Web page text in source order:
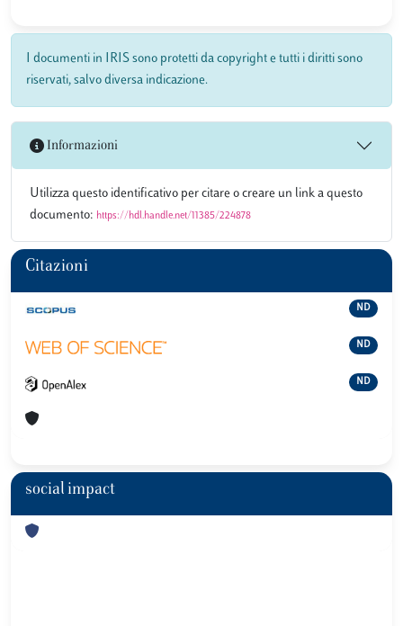
I documenti in IRIS sono protetti da copyright e tutti i diritti sono
riservati, salvo diversa indicazione.
Informazioni
Utilizza questo identificativo per citare o creare un link a questo
documento: https://hdl.handle.net/11385/224878
Citazioni
ND
ND
ND
social impact